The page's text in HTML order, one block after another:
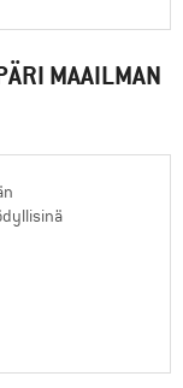
MAAILMAN